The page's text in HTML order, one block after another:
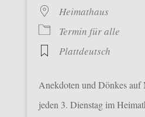
Heimathaus
Termin für alle
Plattdeutsch
Anekdoten und Dönkes auf
jeden 3. Dienstag im